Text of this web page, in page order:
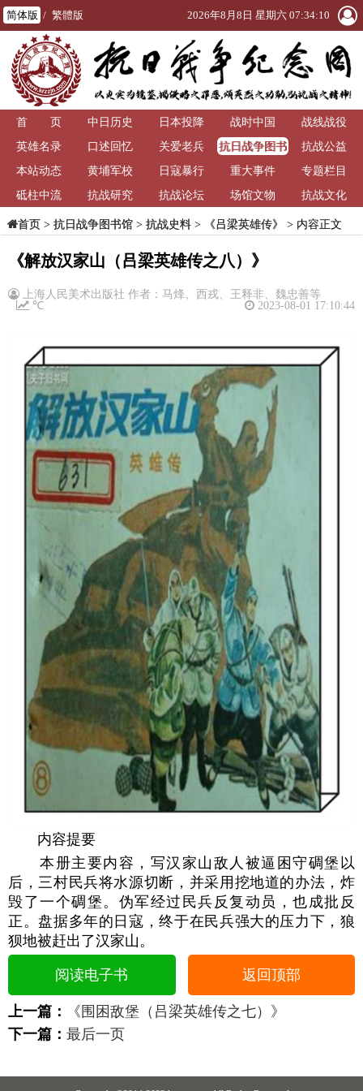
简体版 / 繁體版 2026年8月8日 星期六 07:34:10
首 页 中日历史 日本投降 战时中国
战线战役
英雄名录
口述回忆 关爱老兵
抗日战争图书
馆
抗战公益
本站动态
黄埔军校 日寇暴行 重大事件
专题栏目
砥柱中流
抗战研究 抗战论坛 场馆文物 抗战文化
首页> 抗日战争图书馆> 抗战史料> 《吕梁英雄传》 > 内容正文
《解放汉家山（吕梁英雄传之八）》
上海人民美术出版社 作者：马烽、西戎、王释非、魏忠善等
2023-08-01 17:10:44
℃
内容提要
本册主要内容，写汉家山敌人被逼困守碉堡以
后，三村民兵将水源切断，并采用挖地道的办法，炸
毁了一个碉堡。伪军经过民兵反复动员，也成批反
正。盘据多年的日寇，终于在民兵强大的压力下，狼
狈地被赶出了汉家山。
阅读电子书 返回顶部
上一篇：
《围困敌堡（吕梁英雄传之七）》
下一篇： 最后一页